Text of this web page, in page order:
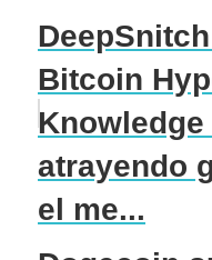
Bitcoin
atrayendo
el me...